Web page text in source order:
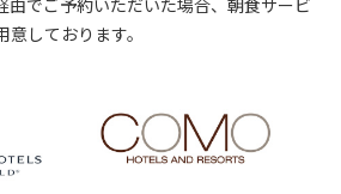
しております。